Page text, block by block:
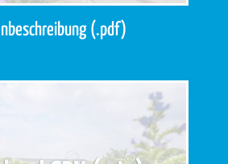
(.pdf)